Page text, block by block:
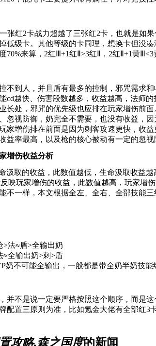
张红2卡战力超越了三张红2卡，也就是如
低级卡。其他等级的卡同理，想换卡但没凑
70%来算，2红Ⅲ+1红Ⅱ>3红Ⅱ，2红Ⅱ+1黄Ⅲ<3
不到人，并且盾有最多的控制，邪咒需求
cd越快、伤害段数越多，收益越高，法师
长处，邪咒的优先级也应排在玩家增伤前
忽视防御，奶完全不需要，也没有收益，
家增伤排在前面是因为刺客攻速更快，收
益率最高，以及枪的核心被动有一定的忽
增伤收益分析
汲取的收益，此数值越低，生命汲取收益越
反映玩家增伤的收益，此数值越高，玩家增
不一样，本文根据全左、全右、全部技能
>法≈盾>全输出奶
≈全输出奶>刺>盾
奶不可能全输出，一般都是带全奶半奶技
并不是说一定要严格按照这个顺序，而是
配置三原则为准，比如氪金大佬有全部红3
攻略,森之国度的新闻